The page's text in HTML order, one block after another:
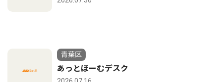
青葉区
あっとほーむデスク